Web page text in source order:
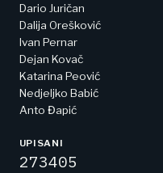
Dario Juričan
Dalija Orešković
Ivan Pernar
Dejan Kovač
Katarina Peović
Nedjeljko Babić
Anto Đapić
UPISANI
273405